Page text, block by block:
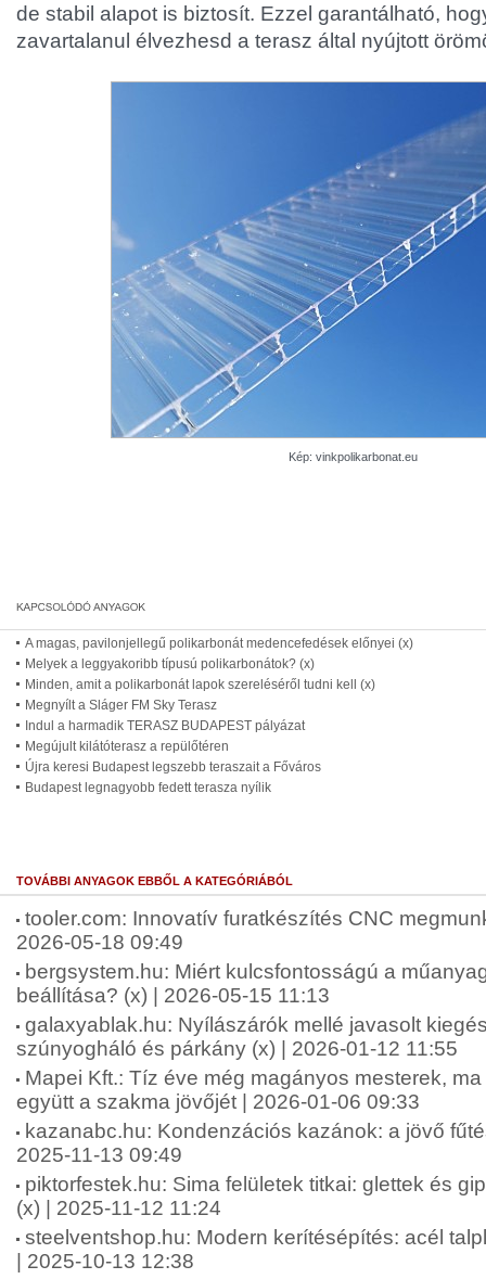
de stabil alapot is biztosít. Ezzel garantálható,
zavartalanul élvezhesd a terasz által nyújtott
Kép: vinkpolikarbonat.eu
A magas, pavilonjellegű polikarbonát medencefedések előnyei (x)
Melyek a leggyakoribb típusú polikarbonátok? (x)
Minden, amit a polikarbonát lapok szereléséről tudni kell (x)
Megnyílt a Sláger FM Sky Terasz
Indul a harmadik TERASZ BUDAPEST pályázat
Megújult kilátóterasz a repülőtéren
Újra keresi Budapest legszebb teraszait a Főváros
Budapest legnagyobb fedett terasza nyílik
TOVÁBBI ANYAGOK EBBŐL A KATEGÓRIÁBÓL
tooler.com: Innovatív furatkészítés CNC
2026-05-18 09:49
bergsystem.hu: Miért kulcsfontosságú a
beállítása? (x) | 2026-05-15 11:13
galaxyablak.hu: Nyílászárók mellé javasolt
szúnyogháló és párkány (x) | 2026-01-12 11:55
Mapei Kft.: Tíz éve még magányos mesterek,
együtt a szakma jövőjét | 2026-01-06 09:33
kazanabc.hu: Kondenzációs kazánok: a jövő
2025-11-13 09:49
piktorfestek.hu: Sima felületek titkai: glettek és
(x) | 2025-11-12 11:24
steelventshop.hu: Modern kerítésépítés: acél
| 2025-10-13 12:38